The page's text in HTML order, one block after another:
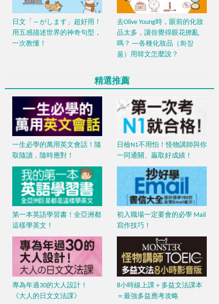
日文「～がします」超好用！
用五感描述世界的神奇句型，
一次教懂！
去Olive Young時，眼前的化妝
品太多，讓你覺得眼花撩亂
嗎？ ──各種化妝品（화장
품）用韓文怎麼說？
精選推薦
一生必學的萬用英文會話！隨
取隨讀，隨時應對！
日檢N1不用怕！怪物講師與你
一同通關、贏取好成績！
第一本英語學習書！全亞洲都
這樣學英文！
初入職場一定要會的必學 Mail
寫作技巧！
專為年過30的大人設計！
《大人的日文文法課》
8小時線上課＋多益文法課本
＝最強多益應考攻略